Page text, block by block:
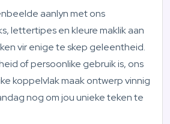
aanlyn met ons
lettertipes en kleure maklik aan
vir enige te skep geleentheid.
of persoonlike gebruik is, ons
koppelvlak maak ontwerp vinnig
nog om jou unieke teken te